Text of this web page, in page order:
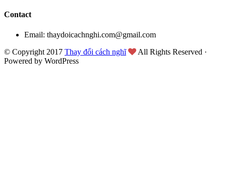
Contact
Email: thaydoicachnghi.com@gmail.com
© Copyright 2017 Thay đổi cách nghĩ
All Rights Reserved ·
Powered by WordPress